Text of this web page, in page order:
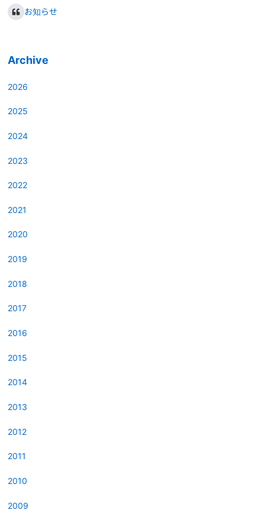
お知らせ
Archive
2026
2025
2024
2023
2022
2021
2020
2019
2018
2017
2016
2015
2014
2013
2012
2011
2010
2009